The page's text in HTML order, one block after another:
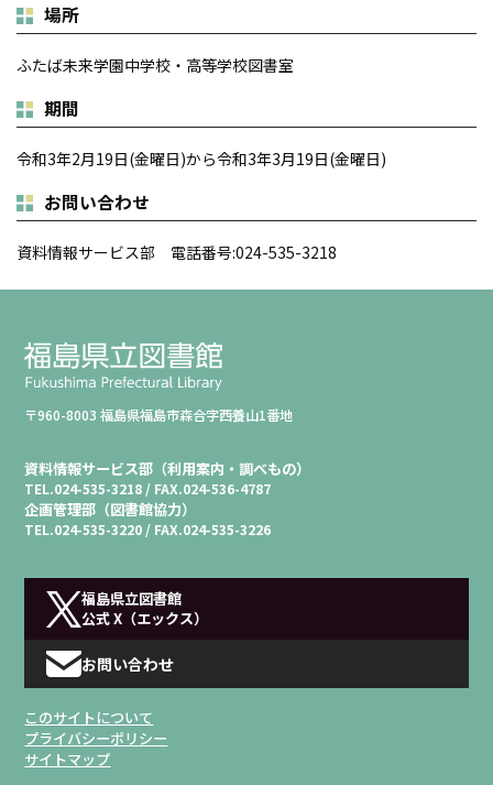
場所
ふたば未来学園中学校・高等学校図書室
期間
令和3年2月19日(金曜日)から令和3年3月19日(金曜日)
お問い合わせ
資料情報サービス部 電話番号:024-535-3218
〒960-8003 福島県福島市森合字西養山1番地
資料情報サービス部（利用案内・調べもの）
TEL.024-535-3218 / FAX.024-536-4787
企画管理部（図書館協力）
TEL.024-535-3220 / FAX.024-535-3226
福島県立図書館
公式 X（エックス）
お問い合わせ
このサイトについて
プライバシーポリシー
サイトマップ